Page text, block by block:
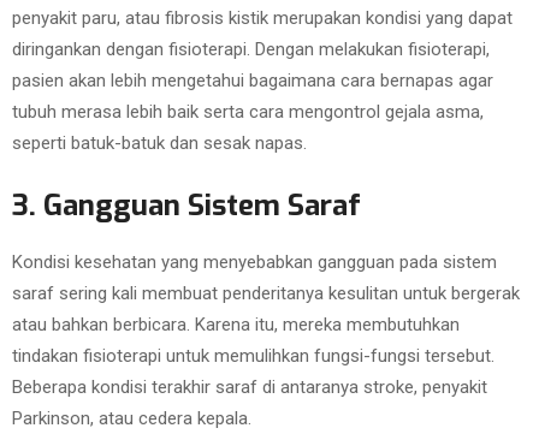
penyakit paru, atau fibrosis kistik merupakan kondisi yang dapat
diringankan dengan fisioterapi. Dengan melakukan fisioterapi,
pasien akan lebih mengetahui bagaimana cara bernapas agar
tubuh merasa lebih baik serta cara mengontrol gejala asma,
seperti batuk-batuk dan sesak napas.
3. Gangguan Sistem Saraf
Kondisi kesehatan yang menyebabkan gangguan pada sistem
saraf sering kali membuat penderitanya kesulitan untuk bergerak
atau bahkan berbicara. Karena itu, mereka membutuhkan
tindakan fisioterapi untuk memulihkan fungsi-fungsi tersebut.
Beberapa kondisi terakhir saraf di antaranya stroke, penyakit
Parkinson, atau cedera kepala.